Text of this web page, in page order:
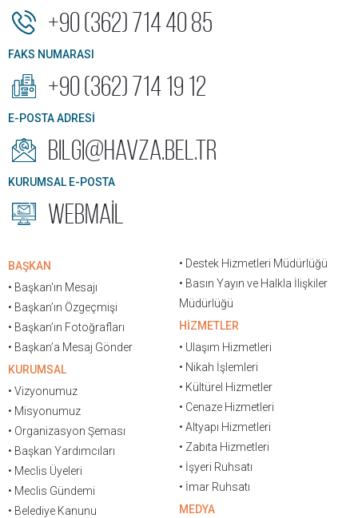
+90 (362) 714 40 85
FAKS NUMARASI
+90 (362) 714 19 12
E-POSTA ADRESİ
bilgi@havza.bel.tr
KURUMSAL E-POSTA
WEBMAİL
BAŞKAN
• Başkan'ın Mesajı
• Başkan’ın Özgeçmişi
• Başkan’ın Fotoğrafları
• Başkan’a Mesaj Gönder
KURUMSAL
• Vizyonumuz
• Misyonumuz
• Organizasyon Şeması
• Başkan Yardımcıları
• Meclis Üyeleri
• Meclis Gündemi
• Belediye Kanunu
• Destek Hizmetleri Müdürlüğü
• Basın Yayın ve Halkla İlişkiler
Müdürlüğü
HİZMETLER
• Ulaşım Hizmetleri
• Nikah İşlemleri
• Kültürel Hizmetler
• Cenaze Hizmetleri
• Altyapı Hizmetleri
• Zabıta Hizmetleri
• İşyeri Ruhsatı
• İmar Ruhsatı
MEDYA